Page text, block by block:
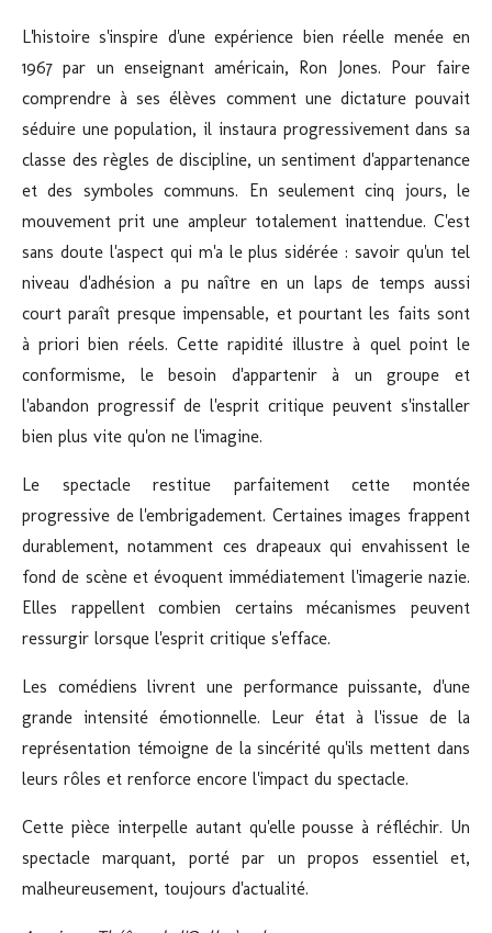
L'histoire s'inspire d'une expérience bien réelle menée en
1967 par un enseignant américain, Ron Jones. Pour faire
comprendre à ses élèves comment une dictature pouvait
séduire une population, il instaura progressivement dans sa
classe des règles de discipline, un sentiment d'appartenance
et des symboles communs. En seulement cinq jours, le
mouvement prit une ampleur totalement inattendue. C'est
sans doute l'aspect qui m'a le plus sidérée : savoir qu'un tel
niveau d'adhésion a pu naître en un laps de temps aussi
court paraît presque impensable, et pourtant les faits sont
à priori bien réels. Cette rapidité illustre à quel point le
conformisme, le besoin d'appartenir à un groupe et
l'abandon progressif de l'esprit critique peuvent s'installer
bien plus vite qu'on ne l'imagine.
Le spectacle restitue parfaitement cette montée
progressive de l'embrigadement. Certaines images frappent
durablement, notamment ces drapeaux qui envahissent le
fond de scène et évoquent immédiatement l'imagerie nazie.
Elles rappellent combien certains mécanismes peuvent
ressurgir lorsque l'esprit critique s'efface.
Les comédiens livrent une performance puissante, d'une
grande intensité émotionnelle. Leur état à l'issue de la
représentation témoigne de la sincérité qu'ils mettent dans
leurs rôles et renforce encore l'impact du spectacle.
Cette pièce interpelle autant qu'elle pousse à réfléchir. Un
spectacle marquant, porté par un propos essentiel et,
malheureusement, toujours d'actualité.